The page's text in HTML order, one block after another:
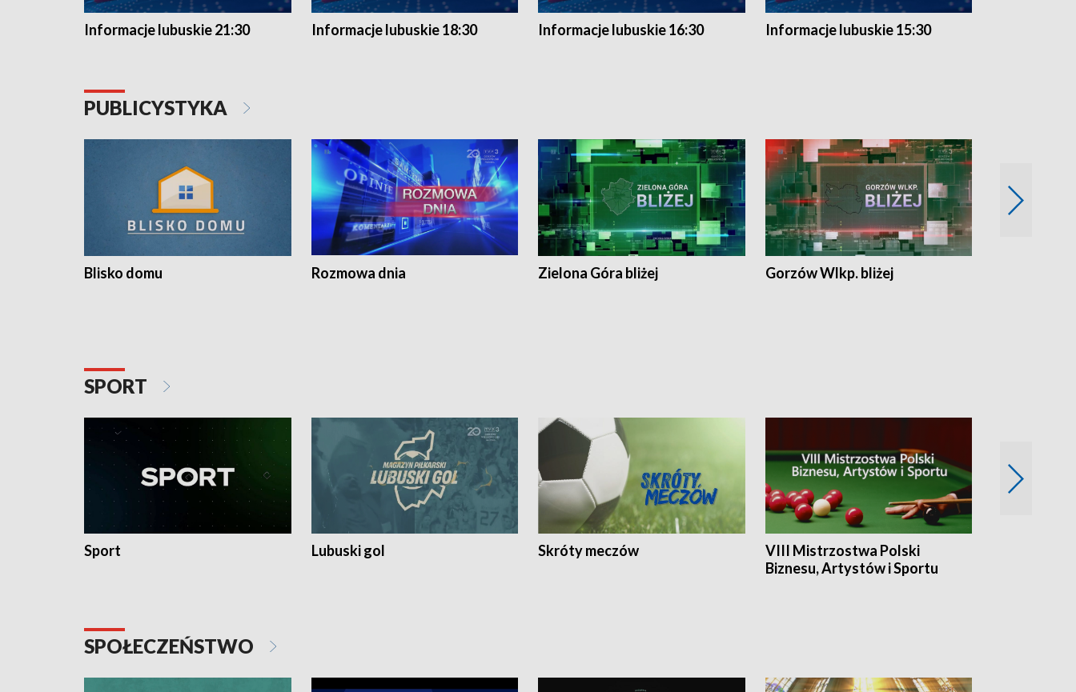
Informacje lubuskie 21:30 Informacje lubuskie 18:30 Informacje lubuskie 16:30 Informacje lubuskie 15:30
PUBLICYSTYKA
Blisko domu Rozmowa dnia Zielona Góra bliżej Gorzów Wlkp. bliżej
SPORT
Sport Lubuski gol Skróty meczów
VIII Mistrzostwa Polski
Biznesu, Artystów i Sportu
SPOŁECZEŃSTWO